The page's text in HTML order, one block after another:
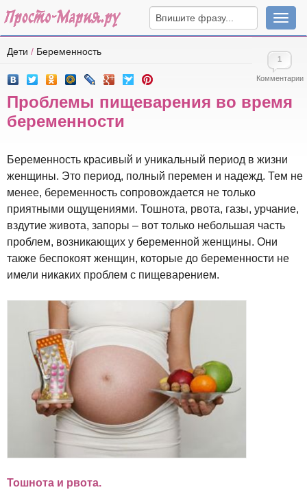
Дети / Беременность
1
Комментарии
Проблемы пищеварения во время
беременности
Беременность красивый и уникальный период в жизни
женщины. Это период, полный перемен и надежд. Тем не
менее, беременность сопровождается не только
приятными ощущениями. Тошнота, рвота, газы, урчание,
вздутие живота, запоры – вот только небольшая часть
проблем, возникающих у беременной женщины. Они
также беспокоят женщин, которые до беременности не
имели никаких проблем с пищеварением.
Тошнота и рвота.